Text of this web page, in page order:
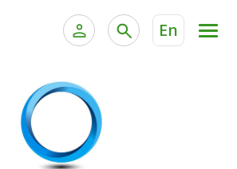
En
الخدمات المصرفية الإلكترونية للأفراد
الخدمات المصرفية الإلكترونية للشركات
الخدمات المصرفية للأفراد
الحسابات المصرفية